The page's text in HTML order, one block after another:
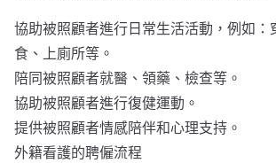
協助被照顧者進行日常生活活動，例如：
食、上廁所等。
陪同被照顧者就醫、領藥、檢查等。
協助被照顧者進行復健運動。
提供被照顧者情感陪伴和心理支持。
外籍看護的聘僱流程